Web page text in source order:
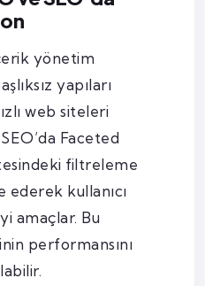
yönetim
yapıları
web siteleri
Faceted
filtreleme
kullanıcı
amaçlar. Bu
performansını